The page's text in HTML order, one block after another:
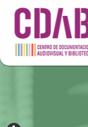
DOCUMENTA DRAMÁTICAS